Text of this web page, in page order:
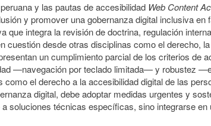
y las pautas de accesibilidad Web Content
y promover una gobernanza digital inclusiva
integra la revisión de doctrina, regulación
desde otras disciplinas como el derecho,
un cumplimiento parcial de los criterios de
—navegación por teclado limitada— y robustez
el derecho a la accesibilidad digital de las
digital, debe adoptar medidas urgentes y
soluciones técnicas específicas, sino integrarse